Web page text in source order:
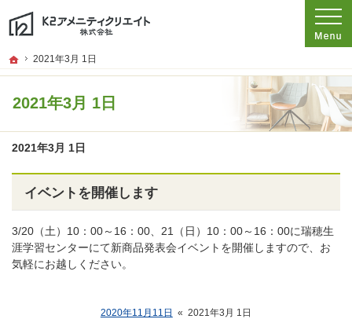
ホーム
2021年3月 1日
2021年3月 1日
プロの目線からご提案。愛知県名古屋市の注文住宅・新築戸建てを手がける工務
愛知県名古屋市の新築・注文住宅・新築戸建てを手がける工務店ならK2アメニテ
2021年3月 1日
イベントを開催します
3/20（土）10：00～16：00、21（日）10：00～16：00に瑞穂生
涯学習センターにて新商品発表会イベントを開催しますので、お
気軽にお越しください。
2020年11月11日 « 2021年3月 1日